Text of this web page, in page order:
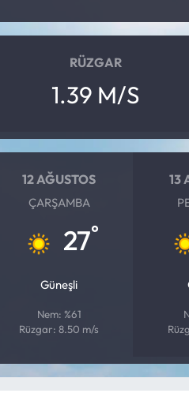
RÜZGAR
1.39 M/S
12 AĞUSTOS
ÇARŞAMBA
27°
Güneşli
Nem: %61
Rüzgar: 8.50 m/s
13